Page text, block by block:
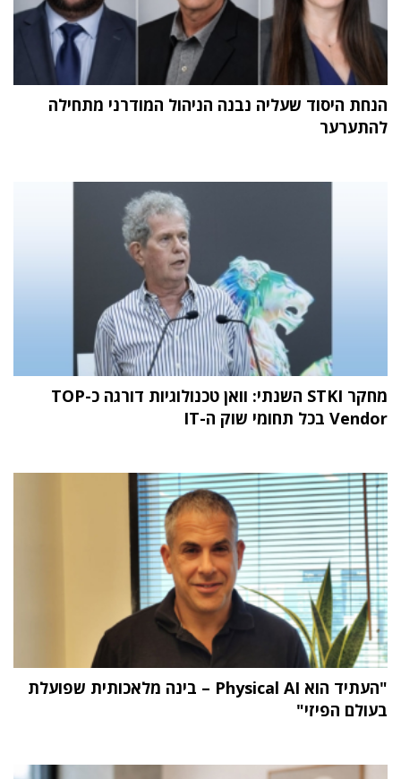
הנחת היסוד שעליה נבנה הניהול המודרני מתחילה
להתערער
מחקר STKI השנתי: וואן טכנולוגיות דורגה כ-TOP
Vendor בכל תחומי שוק ה-IT
"העתיד הוא Physical AI – בינה מלאכותית שפועלת
בעולם הפיזי"